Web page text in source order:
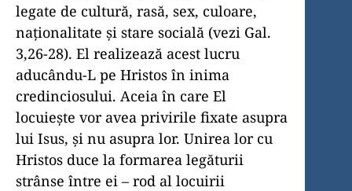
legate de cultură, rasă, sex, culoare,
naţionalitate şi stare socială (vezi Gal.
3,26-28). El realizează acest lucru
aducându-L pe Hristos în inima
credinciosului. Aceia în care El
locuieşte vor avea privirile fixate asupra
lui Isus, şi nu asupra lor. Unirea lor cu
Hristos duce la formarea legăturii
strânse între ei – rod al locuirii